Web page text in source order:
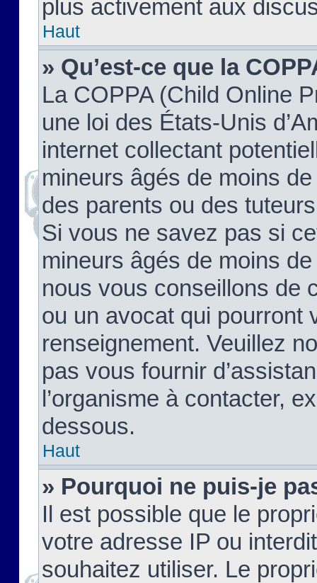
plus activement aux
Haut
» Qu’est-ce que la
La COPPA (Child Online
une loi des États-Unis
internet collectant
mineurs âgés de moins
des parents ou des
Si vous ne savez pas si
mineurs âgés de moins
nous vous conseillons de
ou un avocat qui pourront
renseignement. Veuillez
pas vous fournir
l’organisme à contacter,
dessous.
Haut
» Pourquoi ne puis-je
Il est possible que le
votre adresse IP ou
souhaitez utiliser. Le